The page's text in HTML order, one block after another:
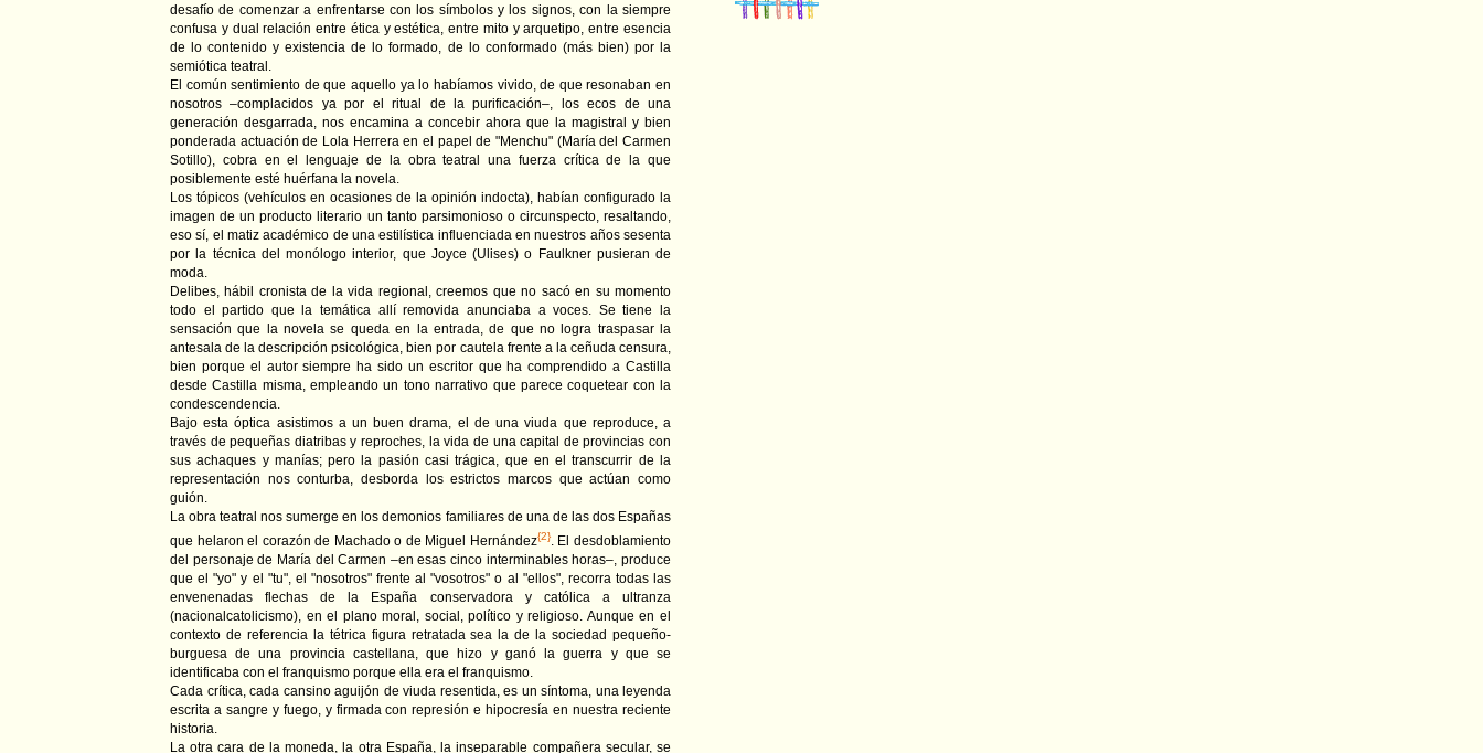
desafío de comenzar a enfrentarse con los símbolos y los signos, con la siempre
confusa y dual relación entre ética y estética, entre mito y arquetipo, entre esencia
de lo contenido y existencia de lo formado, de lo conformado (más bien) por la
semiótica teatral.
El común sentimiento de que aquello ya lo habíamos vivido, de que resonaban en
nosotros –complacidos ya por el ritual de la purificación–, los ecos de una
generación desgarrada, nos encamina a concebir ahora que la magistral y bien
ponderada actuación de Lola Herrera en el papel de "Menchu" (María del Carmen
Sotillo), cobra en el lenguaje de la obra teatral una fuerza crítica de la que
posiblemente esté huérfana la novela.
Los tópicos (vehículos en ocasiones de la opinión indocta), habían configurado la
imagen de un producto literario un tanto parsimonioso o circunspecto, resaltando,
eso sí, el matiz académico de una estilística influenciada en nuestros años sesenta
por la técnica del monólogo interior, que Joyce (Ulises) o Faulkner pusieran de
moda.
Delibes, hábil cronista de la vida regional, creemos que no sacó en su momento
todo el partido que la temática allí removida anunciaba a voces. Se tiene la
sensación que la novela se queda en la entrada, de que no logra traspasar la
antesala de la descripción psicológica, bien por cautela frente a la ceñuda censura,
bien porque el autor siempre ha sido un escritor que ha comprendido a Castilla
desde Castilla misma, empleando un tono narrativo que parece coquetear con la
condescendencia.
Bajo esta óptica asistimos a un buen drama, el de una viuda que reproduce, a
través de pequeñas diatribas y reproches, la vida de una capital de provincias con
sus achaques y manías; pero la pasión casi trágica, que en el transcurrir de la
representación nos conturba, desborda los estrictos marcos que actúan como
guión.
La obra teatral nos sumerge en los demonios familiares de una de las dos Españas
que helaron el corazón de Machado o de Miguel Hernández{2}. El desdoblamiento
del personaje de María del Carmen –en esas cinco interminables horas–, produce
que el "yo" y el "tu", el "nosotros" frente al "vosotros" o al "ellos", recorra todas las
envenenadas flechas de la España conservadora y católica a ultranza
(nacionalcatolicismo), en el plano moral, social, político y religioso. Aunque en el
contexto de referencia la tétrica figura retratada sea la de la sociedad pequeño-
burguesa de una provincia castellana, que hizo y ganó la guerra y que se
identificaba con el franquismo porque ella era el franquismo.
Cada crítica, cada cansino aguijón de viuda resentida, es un síntoma, una leyenda
escrita a sangre y fuego, y firmada con represión e hipocresía en nuestra reciente
historia.
La otra cara de la moneda, la otra España, la inseparable compañera secular, se